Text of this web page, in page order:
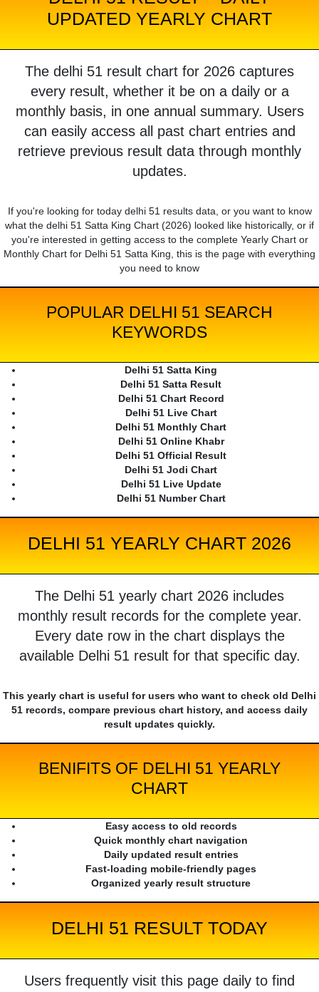
UPDATED YEARLY CHART
The delhi 51 result chart for 2026 captures
every result, whether it be on a daily or a
monthly basis, in one annual summary. Users
can easily access all past chart entries and
retrieve previous result data through monthly
updates.
If you're looking for today delhi 51 results data, or you want to know
what the delhi 51 Satta King Chart (2026) looked like historically, or if
you're interested in getting access to the complete Yearly Chart or
Monthly Chart for Delhi 51 Satta King, this is the page with everything
you need to know
POPULAR DELHI 51 SEARCH
KEYWORDS
Delhi 51 Satta King
Delhi 51 Satta Result
Delhi 51 Chart Record
Delhi 51 Live Chart
Delhi 51 Monthly Chart
Delhi 51 Online Khabr
Delhi 51 Official Result
Delhi 51 Jodi Chart
Delhi 51 Live Update
Delhi 51 Number Chart
DELHI 51 YEARLY CHART 2026
The Delhi 51 yearly chart 2026 includes
monthly result records for the complete year.
Every date row in the chart displays the
available Delhi 51 result for that specific day.
This yearly chart is useful for users who want to check old Delhi
51 records, compare previous chart history, and access daily
result updates quickly.
BENIFITS OF DELHI 51 YEARLY
CHART
Easy access to old records
Quick monthly chart navigation
Daily updated result entries
Fast-loading mobile-friendly pages
Organized yearly result structure
DELHI 51 RESULT TODAY
Users frequently visit this page daily to find